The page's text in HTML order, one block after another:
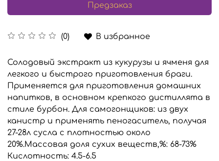
(0) В избранное
Предзаказ
Солодовый экстракт из кукурузы и ячменя для
легкого и быстрого приготовления браги.
Применяется для приготовления домашних
напитков, в основном крепкого дистиллята в
стиле бурбон. Для самогонщиков: из двух
канистр и применять пеногаситель, получая
27-28л сусла с плотностью около
20%.Массовая доля сухих веществ,%: 68-73%
Кислотность: 4.5-6.5